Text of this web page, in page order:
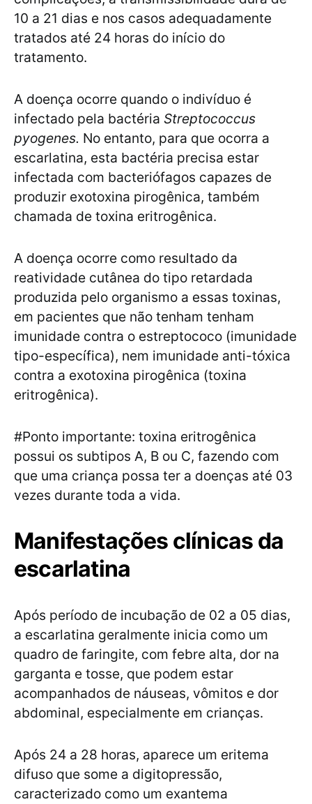
10 a 21 dias e nos casos adequadamente
tratados até 24 horas do início do
tratamento.
A doença ocorre quando o indivíduo é
infectado pela bactéria Streptococcus
pyogenes. No entanto, para que ocorra a
escarlatina, esta bactéria precisa estar
infectada com bacteriófagos capazes de
produzir exotoxina pirogênica, também
chamada de toxina eritrogênica.
A doença ocorre como resultado da
reatividade cutânea do tipo retardada
produzida pelo organismo a essas toxinas,
em pacientes que não tenham tenham
imunidade contra o estreptococo (imunidade
tipo-específica), nem imunidade anti-tóxica
contra a exotoxina pirogênica (toxina
eritrogênica).
#Ponto importante: toxina eritrogênica
possui os subtipos A, B ou C, fazendo com
que uma criança possa ter a doenças até 03
vezes durante toda a vida.
Manifestações clínicas da
escarlatina
Após período de incubação de 02 a 05 dias,
a escarlatina geralmente inicia como um
quadro de faringite, com febre alta, dor na
garganta e tosse, que podem estar
acompanhados de náuseas, vômitos e dor
abdominal, especialmente em crianças.
Após 24 a 28 horas, aparece um eritema
difuso que some a digitopressão,
caracterizado como um exantema